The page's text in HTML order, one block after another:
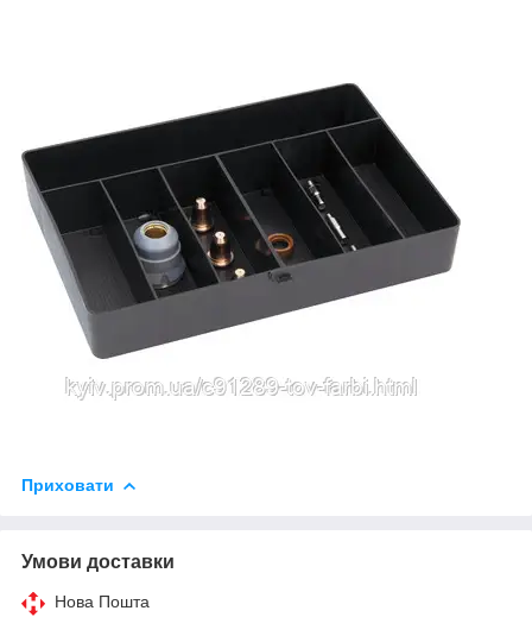
Приховати
Умови доставки
Нова Пошта